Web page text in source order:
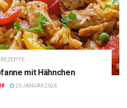
REZEPTE
mit Hähnchen
20 JANUAR 2026